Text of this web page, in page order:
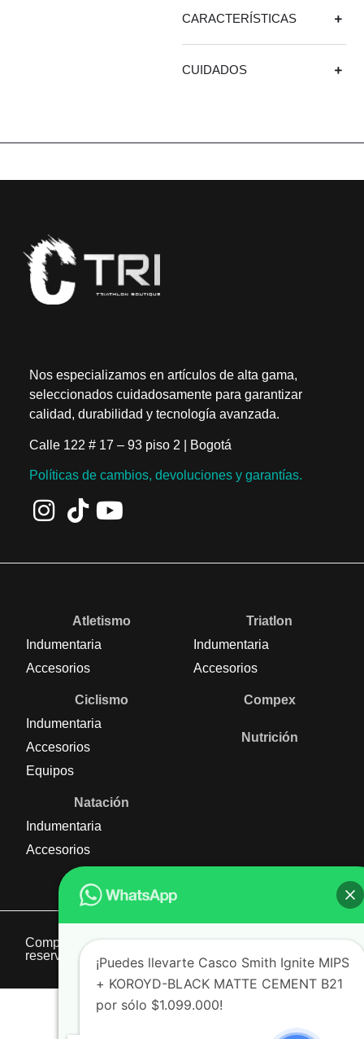
CARACTERÍSTICAS
CUIDADOS
Atletismo
Indumentaria
Accesorios
Ciclismo
Indumentaria
Accesorios
Equipos
Natación
Indumentaria
Accesorios
Triatlon
Indumentaria
Accesorios
Compex
Nutrición
Nos especializamos en artículos de alta gama,
seleccionados cuidadosamente para garantizar
calidad, durabilidad y tecnología avanzada.
Calle 122 # 17 – 93 piso 2 | Bogotá
Políticas de cambios, devoluciones y garantías.
Compratri 2025 | Derechos
reservados
Derechos
reservados
¡Puedes llevarte Casco Smith Ignite MIPS
+ KOROYD-BLACK MATTE CEMENT B21
por sólo $1.099.000!